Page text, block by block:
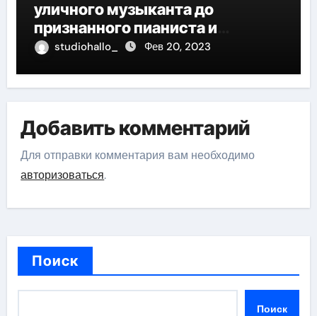
уличного музыканта до
признанного пианиста и
композитора
studiohallo_ Фев 20, 2023
Добавить комментарий
Для отправки комментария вам необходимо
авторизоваться.
Поиск
Поиск